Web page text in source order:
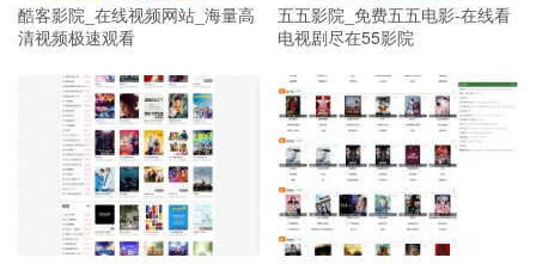
酷客影院_在线视频网站_海量高
清视频极速观看
五五影院_免费五五电影-在线看
电视剧尽在55影院